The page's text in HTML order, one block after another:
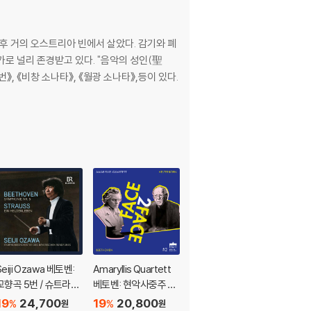
거의 오스트리아 빈에서 살았다. 감기와 폐
로 널리 존경받고 있다. "음악의 성인(聖
Ozawa 베토벤:
향곡 5번 / 슈트라우
: 영웅의 생애 (Beet
24,700원
%
Amaryllis Quartett
베토벤: 현악사중주 6
번 B플랫장조 외 (Bee
20,800원
19%